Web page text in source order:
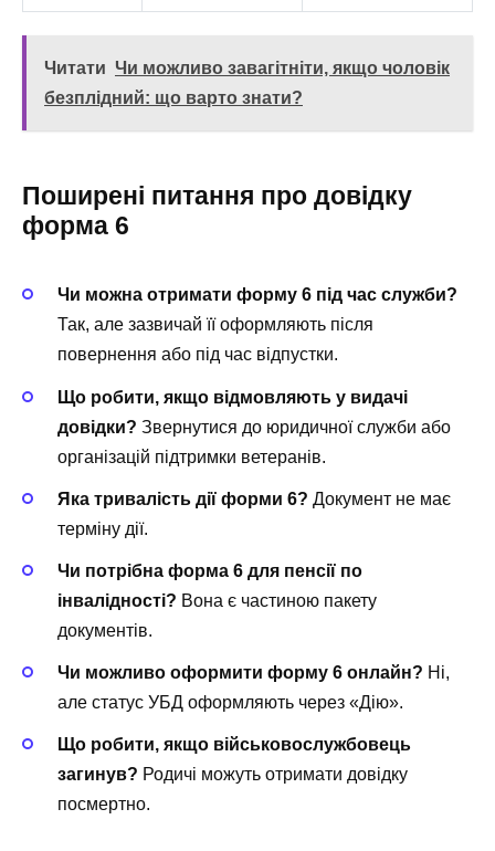
Читати Чи можливо завагітніти, якщо чоловік
безплідний: що варто знати?
Поширені питання про довідку
форма 6
Чи можна отримати форму 6 під час служби?
Так, але зазвичай її оформляють після
повернення або під час відпустки.
Що робити, якщо відмовляють у видачі
довідки? Звернутися до юридичної служби або
організацій підтримки ветеранів.
Яка тривалість дії форми 6? Документ не має
терміну дії.
Чи потрібна форма 6 для пенсії по
інвалідності? Вона є частиною пакету
документів.
Чи можливо оформити форму 6 онлайн? Ні,
але статус УБД оформляють через «Дію».
Що робити, якщо військовослужбовець
загинув? Родичі можуть отримати довідку
посмертно.